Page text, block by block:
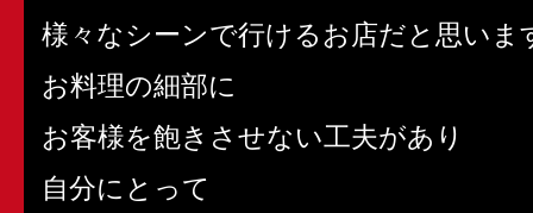
様々なシーンで行けるお店だと思いま
お料理の細部に
お客様を飽きさせない工夫があり
自分にとって